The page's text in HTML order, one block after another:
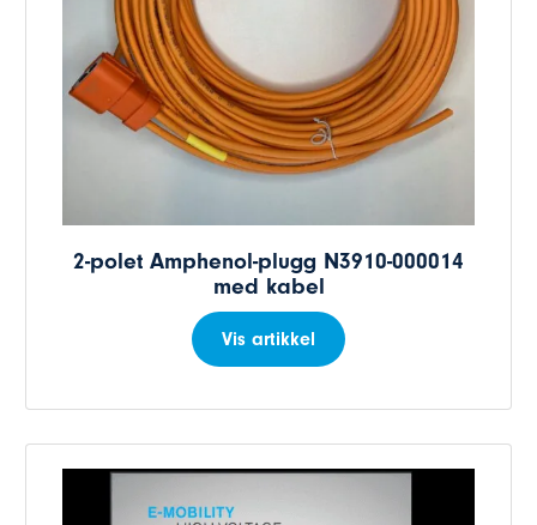
2-polet Amphenol-plugg N3910-000014
med kabel
Vis artikkel